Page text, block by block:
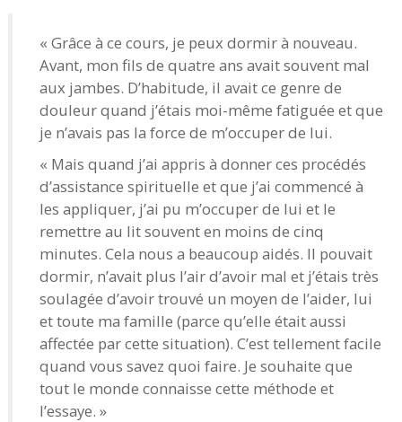
« Grâce à ce cours, je peux dormir à nouveau.
Avant, mon fils de quatre ans avait souvent mal
aux jambes. D’habitude, il avait ce genre de
douleur quand j’étais moi-même fatiguée et que
je n’avais pas la force de m’occuper de lui.
« Mais quand j’ai appris à donner ces procédés
d’assistance spirituelle et que j’ai commencé à
les appliquer, j’ai pu m’occuper de lui et le
remettre au lit souvent en moins de cinq
minutes. Cela nous a beaucoup aidés. Il pouvait
dormir, n’avait plus l’air d’avoir mal et j’étais très
soulagée d’avoir trouvé un moyen de l’aider, lui
et toute ma famille (parce qu’elle était aussi
affectée par cette situation). C’est tellement facile
quand vous savez quoi faire. Je souhaite que
tout le monde connaisse cette méthode et
l’essaye. »